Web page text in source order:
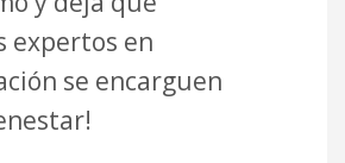
expertos en
se encarguen